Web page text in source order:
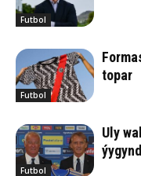
Futbol
Futbol
topar
Futbol
Uly